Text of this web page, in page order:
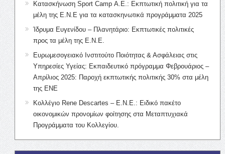
Κατασκήνωση Sport Camp Α.Ε.: Εκπτωτική πολιτική για τα
μέλη της Ε.Ν.Ε για τα κατασκηνωτικά προγράμματα 2025
Ίδρυμα Ευγενίδου – Πλανητάριο: Εκπτωτικές πολιτικές
προς τα μέλη της Ε.Ν.Ε.
Ευρωμεσογειακό Ινστιτούτο Ποιότητας & Ασφάλειας στις
Υπηρεσίες Υγείας: Εκπαιδευτικό πρόγραμμα Φεβρουάριος –
Απρίλιος 2025: Παροχή εκπτωτικής πολιτικής 30% στα μέλη
της ΕΝΕ
Κολλέγιο Rene Descartes – Ε.Ν.Ε.: Ειδικό πακέτο
οικονομικών προνομίων φοίτησης στα Μεταπτυχιακά
Προγράμματα του Κολλεγίου.